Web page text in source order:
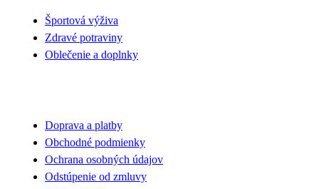
Športová výživa
Zdravé potraviny
Oblečenie a doplnky
Doprava a platby
Obchodné podmienky
Ochrana osobných údajov
Odstúpenie od zmluvy